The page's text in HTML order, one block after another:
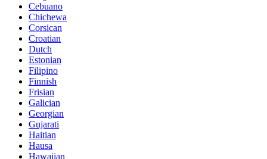
Cebuano
Chichewa
Corsican
Croatian
Dutch
Estonian
Filipino
Finnish
Frisian
Galician
Georgian
Gujarati
Haitian
Hausa
Hawaiian